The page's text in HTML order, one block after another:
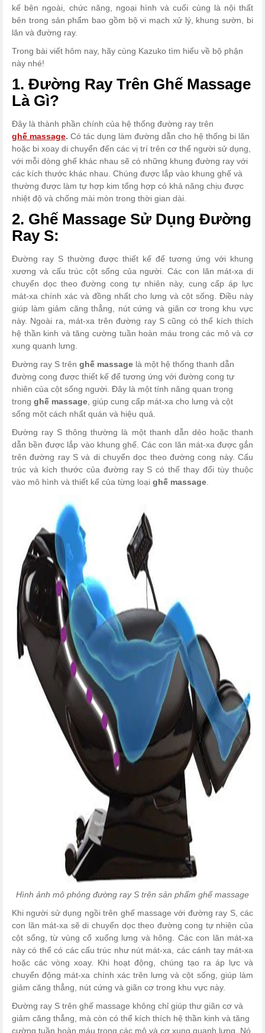
kế bên ngoài, chức năng, ngoại hình và cuối cùng là nội thất
bên trong sản phẩm bao gồm bộ vi mạch xử lý, khung sườn, bi
lăn và đường ray.
Trong bài viết hôm nay, hãy cùng Kazuko tìm hiểu về bộ phận
này nhé!
1. Đường Ray Trên Ghế Massage
Là Gì?
Đây là thành phần chính của hệ thống đường ray trên
ghế massage. Có tác dụng làm đường dẫn cho hệ thống bi lăn
hoặc bi xoay di chuyển đến các vị trí trên cơ thể người sử dụng,
với mỗi dòng ghế khác nhau sẽ có những khung đường ray với
các kích thước khác nhau. Chúng được lắp vào khung ghế và
thường được làm tự hợp kim tổng hợp có khả năng chịu được
nhiệt độ và chống mài mòn trong thời gian dài.
2. Ghế Massage Sử Dụng Đường
Ray S:
Đường ray S thường được thiết kế để tương ứng với khung
xương và cấu trúc cột sống của người. Các con lăn mát-xa di
chuyển dọc theo đường cong tự nhiên này, cung cấp áp lực
mát-xa chính xác và đồng nhất cho lưng và cột sống. Điều này
giúp làm giảm căng thẳng, nút cứng và giãn cơ trong khu vực
này. Ngoài ra, mát-xa trên đường ray S cũng có thể kích thích
hệ thần kinh và tăng cường tuần hoàn máu trong các mô và cơ
xung quanh lưng.
Đường ray S trên ghế massage là một hệ thống thanh dẫn
đường cong được thiết kế để tương ứng với đường cong tự
nhiên của cột sống người. Đây là một tính năng quan trọng
trong ghế massage , giúp cung cấp mát-xa cho lưng và cột
sống một cách nhất quán và hiệu quả.
Đường ray S thông thường là một thanh dẫn dẻo hoặc thanh
dẫn bền được lắp vào khung ghế. Các con lăn mát-xa được gắn
trên đường ray S và di chuyển dọc theo đường cong này. Cấu
trúc và kích thước của đường ray S có thể thay đổi tùy thuộc
vào mô hình và thiết kế của từng loại ghế massage
Hình ảnh mô phỏng đường ray S trên sản phẩm ghế massage
Khi người sử dụng ngồi trên ghế massage với đường ray S, các
con lăn mát-xa sẽ di chuyển dọc theo đường cong tự nhiên của
cột sống, từ vùng cổ xuống lưng và hông. Các con lăn mát-xa
này có thể có các cấu trúc như nút mát-xa, các cánh tay mát-xa
hoặc các vòng xoay. Khi hoạt động, chúng tạo ra áp lực và
chuyển động mát-xa chính xác trên lưng và cột sống, giúp làm
giảm căng thẳng, nút cứng và giãn cơ trong khu vực này.
Đường ray S trên ghế massage không chỉ giúp thư giãn cơ và
giảm căng thẳng, mà còn có thể kích thích hệ thần kinh và tăng
cường tuần hoàn máu trong các mô và cơ xung quanh lưng. Nó